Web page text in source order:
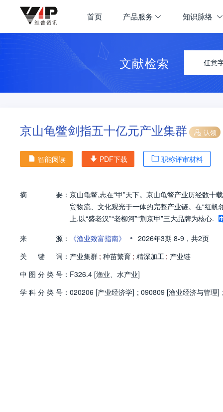
首页 产品服务 知识脉络
文献检索 任意
京山龟鳖剑指五十亿元产业集群 认领
智能阅读 PDF下载 职称评审材料
摘 要： 京山龟鳖,志在“甲”天下。京山龟鳖产业历经数十
贸物流、文化观光于一体的完整产业链。在“红
上,以“盛老汉”“老柳河”“荆京甲”三大品牌为核心.
来
源： 《渔业致富指南》 • 2026年3期 8-9， 共2页
关
键 词： 产业集群 ; 种苗繁育 ; 精深加工 ; 产业链
中 图 分 类 号： F326.4 [渔业、水产业]
学 科 分 类 号： 020206 [产业经济学] ; 090809 [渔业经济与管理]